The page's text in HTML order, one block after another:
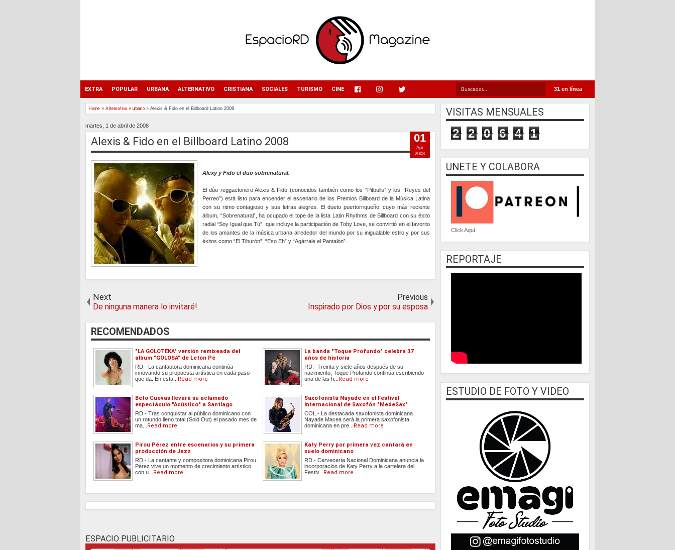
31 en línea
EXTRA POPULAR URBANA ALTERNATIVO CRISTIANA SOCIALES TURISMO CINE
Home » Alternativo » urbano » Alexis & Fido en el Billboard Latino 2008
martes, 1 de abril de 2008
Alexis & Fido en el Billboard Latino 2008
Alexy y Fido el duo sobrenatural.
El dúo reggaetonero Alexis & Fido (conocidos también como los “Pitbulls” y los “Reyes del
Perreo”) está listo para encender el escenario de los Premios Billboard de la Música Latina
con su ritmo contagioso y sus letras alegres. El dueto puertorriqueño, cuyo más reciente
álbum, “Sobrenatural”, ha ocupado el tope de la lista Latin Rhythms de Billboard con su éxito
radial “Soy Igual que Tú”, que incluye la participación de Toby Love, se convirtió en el favorito
de los amantes de la música urbana alrededor del mundo por su inigualable estilo y por sus
éxitos como “El Tiburón”, “Eso Eh” y “Agárrale el Pantalón”.
01
Apr
2008
Next
De ninguna manera lo invitaré!
Previous
Inspirado por Dios y por su esposa
RECOMENDADOS
"LA GOLOTEKA" versión remixeada del
álbum "GOLOSA" de Letón Pé
RD.- La cantautora dominicana continúa
innovando su propuesta artística en cada paso
que da. En esta... Read more
La banda "Toque Profundo" celebra 37
años de historia
RD.- Treinta y siete años después de su
nacimiento, Toque Profundo continúa escribiendo
una de las h... Read more
Beto Cuevas llevará su aclamado
espectáculo "Acústico" a Santiago
RD.- Tras conquistar al público dominicano con
un rotundo lleno total (Sold Out) el pasado mes de
ma... Read more
Saxofonista Nayade en el Festival
Internacional de Saxofón "MedeSax"
COL.- La destacada saxofonista dominicana
Nayade Macea será la primera saxofonista
dominicana en pre... Read more
Pirou Pérez entre escenarios y su primera
producción de Jazz
RD.- La cantante y compositora dominicana Pirou
Pérez vive un momento de crecimiento artístico
con u... Read more
Katy Perry por primera vez cantará en
suelo dominicano
RD.- Cervecería Nacional Dominicana anuncia la
incorporación de Katy Perry a la cartelera del
Festiv... Read more
ESPACIO PUBLICITARIO
VISITAS MENSUALES
2 2 0 6 4 1
UNETE Y COLABORA
Click Aquí
REPORTAJE
ESTUDIO DE FOTO Y VIDEO